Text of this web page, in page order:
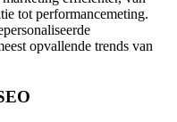
tot performancemeting.
opvallende trends van